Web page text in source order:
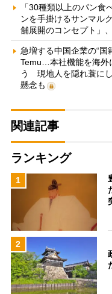
「30種類以上のパン食
ンを手掛けるサンマル
舗展開のコンセプト」
急増する中国企業の“国
Temu…本社機能を海外
う 現地人を隠れ蓑に
懸念も
関連記事
ランキング
1
2